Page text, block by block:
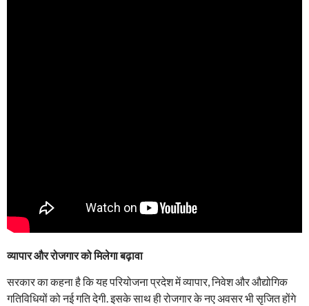
व्यापार और रोजगार को मिलेगा बढ़ावा
सरकार का कहना है कि यह परियोजना प्रदेश में व्यापार, निवेश और औद्योगिक
गतिविधियों को नई गति देगी. इसके साथ ही रोजगार के नए अवसर भी सृजित होंगे